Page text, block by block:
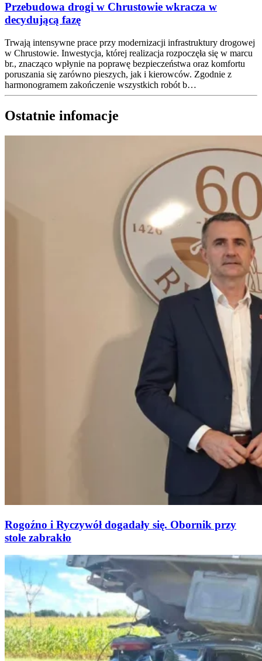
Przebudowa drogi w Chrustowie wkracza w
decydującą fazę
Trwają intensywne prace przy modernizacji infrastruktury drogowej
w Chrustowie. Inwestycja, której realizacja rozpoczęła się w marcu
br., znacząco wpłynie na poprawę bezpieczeństwa oraz komfortu
poruszania się zarówno pieszych, jak i kierowców. Zgodnie z
harmonogramem zakończenie wszystkich robót b…
Ostatnie infomacje
Rogoźno i Ryczywół dogadały się. Obornik przy
stole zabrakło